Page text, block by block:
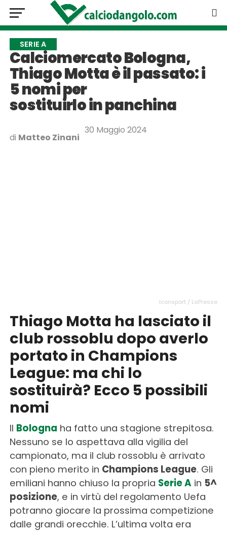
SERIE A
Calciomercato Bologna,
Thiago Motta è il passato: i
5 nomi per
sostituirlo in panchina
di Matteo Zinani
30 Maggio 2024
Iconsport / LaPresse
Thiago Motta ha lasciato il
club rossoblu dopo averlo
portato in Champions
League: ma chi lo
sostituirà? Ecco 5 possibili
nomi
Il Bologna ha fatto una stagione strepitosa.
Nessuno se lo aspettava alla vigilia del
campionato, ma il club rossoblu è arrivato
con pieno merito in Champions League. Gli
emiliani hanno chiuso la propria Serie Ain 5^
posizione, e in virtù del regolamento Uefa
potranno giocare la prossima competizione
dalle grandi orecchie. L’ultima volta era